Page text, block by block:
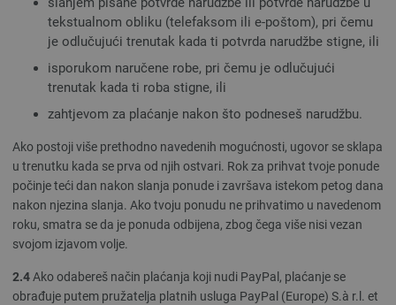
tekstualnom obliku (telefaksom ili e-poštom), pri čemu
je odlučujući trenutak kada ti potvrda narudžbe stigne, ili
isporukom naručene robe, pri čemu je odlučujući
trenutak kada ti roba stigne, ili
zahtjevom za plaćanje nakon što podneseš narudžbu.
Ako postoji više prethodno navedenih mogućnosti, ugovor se sklapa
u trenutku kada se prva od njih ostvari. Rok za prihvat tvoje ponude
počinje teći dan nakon slanja ponude i završava istekom petog dana
nakon njezina slanja. Ako tvoju ponudu ne prihvatimo u navedenom
roku, smatra se da je ponuda odbijena, zbog čega više nisi vezan
svojom izjavom volje.
2.4Ako odabereš način plaćanja koji nudi PayPal, plaćanje se
obrađuje putem pružatelja platnih usluga PayPal (Europe) S.à r.l. et